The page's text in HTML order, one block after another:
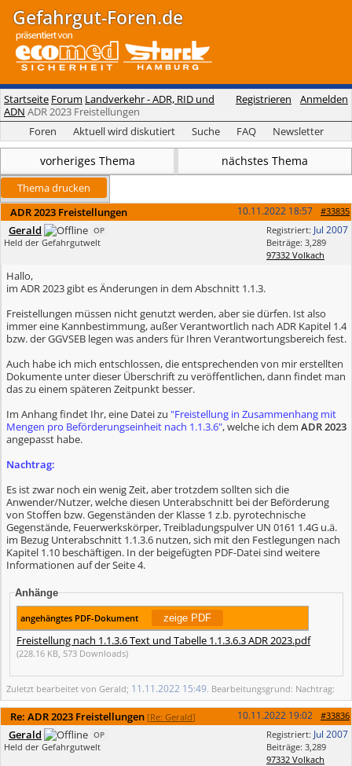
Gefahrgut-Foren.de
Registrieren Anmelden
Startseite Forum Landverkehr - ADR, RID und
ADN ADR 2023 Freistellungen
Foren
Aktuell wird diskutiert Suche FAQ Newsletter
vorheriges Thema nächstes Thema
Thema drucken
ADR 2023 Freistellungen
#33835
10.11.2022 18:57
Registriert: Jul 2007
Beiträge: 3,289
97332 Volkach
Gerald OP
Held der Gefahrgutwelt
Hallo,
im ADR 2023 gibt es Änderungen in dem Abschnitt 1.1.3.
Freistellungen müssen nicht genutzt werden, aber sie dürfen. Ist also
immer eine Kannbestimmung, außer Verantwortlich nach ADR Kapitel 1.4
bzw. der GGVSEB legen was anders für Ihren Verantwortungsbereich fest.
Auch habe ich mich entschlossen, die entsprechenden von mir erstellten
Dokumente unter dieser Überschrift zu veröffentlichen, dann findet man
das zu einem späteren Zeitpunkt besser.
Im Anhang findet Ihr, eine Datei zu "Freistellung in Zusammenhang mit
Mengen pro Beförderungseinheit nach 1.1.3.6", welche ich dem ADR 2023
angepasst habe.
Nachtrag:
Es ist zwar noch ein wenig Zeit, aber trotzdem sollten sich die
Anwender/Nutzer, welche diesen Unterabschnitt bei der Beförderung
von Stoffen bzw. Gegenständen der Klasse 1 z.b. pyrotechnische
Gegenstände, Feuerwerkskörper, Treibladungspulver UN 0161 1.4G u.ä.
im Bezug Unterabschnitt 1.1.3.6 nutzen, sich mit den Festlegungen nach
Kapitel 1.10 beschäftigen. In der beigefügten PDF-Datei sind weitere
Informationen auf der Seite 4.
Anhänge
angehängtes PDF-Dokument
Freistellung nach 1.1.3.6 Text und Tabelle 1.1.3.6.3 ADR 2023.pdf
(228.16 KB, 573 Downloads)
Zuletzt bearbeitet von Gerald; 11.11.2022 15:49. Bearbeitungsgrund: Nachtrag:
Re: ADR 2023 Freistellungen [Re: Gerald] #33836
10.11.2022 19:02
Registriert: Jul 2007
Beiträge: 3,289
97332 Volkach
Gerald OP
Held der Gefahrgutwelt